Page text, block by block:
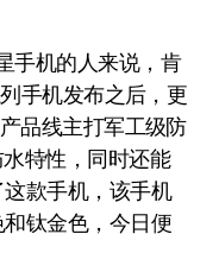
手机发布之后，更
品线主打军工级防
特性，同时还能
款手机，该手机
钛金色，今日便